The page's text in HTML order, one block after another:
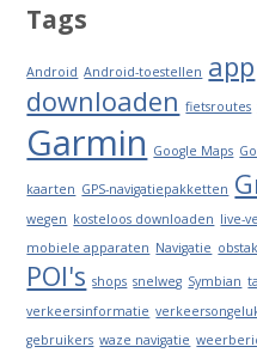
Tags
Android Android-toestellen app
downloaden fietsroutes
Garmin Google Maps
kaarten GPS-navigatiepakketten
wegen kosteloos downloaden live-
mobiele apparaten Navigatie
POI's shops snelweg Symbian
verkeersinformatie
gebruikers waze navigatie